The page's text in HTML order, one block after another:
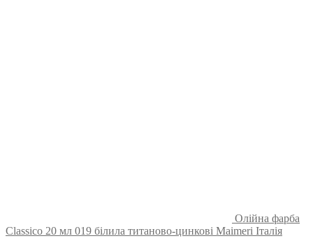
Олійна фарба
Classico 20 мл 019 білила титаново-цинкові Maimeri Італія